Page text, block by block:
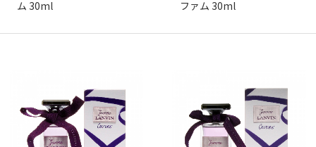
ム 30ml
ファム 30ml